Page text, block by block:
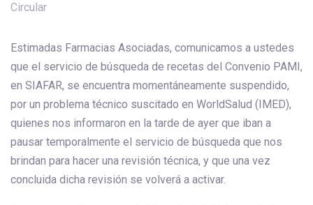
Circular
Estimadas Farmacias Asociadas, comunicamos a ustedes
que el servicio de búsqueda de recetas del Convenio PAMI,
en SIAFAR, se encuentra momentáneamente suspendido,
por un problema técnico suscitado en WorldSalud (IMED),
quienes nos informaron en la tarde de ayer que iban a
pausar temporalmente el servicio de búsqueda que nos
brindan para hacer una revisión técnica, y que una vez
concluida dicha revisión se volverá a activar.